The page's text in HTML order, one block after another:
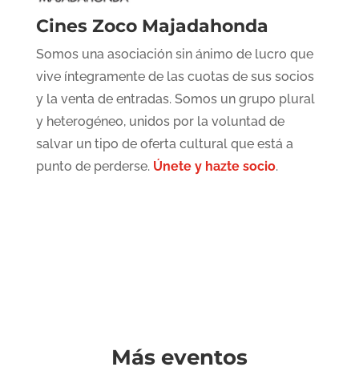
Cines Zoco Majadahonda
Somos una asociación sin ánimo de lucro que
vive íntegramente de las cuotas de sus socios
y la venta de entradas. Somos un grupo plural
y heterogéneo, unidos por la voluntad de
salvar un tipo de oferta cultural que está a
punto de perderse. Únete y hazte socio.
Más eventos